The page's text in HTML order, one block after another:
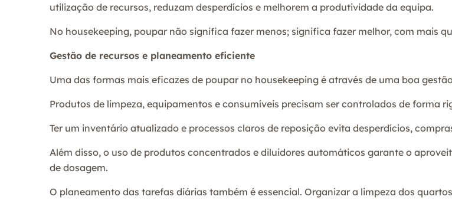
utilização de recursos, reduzam desperdícios e melhorem a produtividade da equipa.
No housekeeping, poupar não significa fazer menos; significa fazer melhor, com mais
Gestão de recursos e planeamento eficiente
Uma das formas mais eficazes de poupar no housekeeping é através de uma boa
Produtos de limpeza, equipamentos e consumíveis precisam ser controlados de forma
Ter um inventário atualizado e processos claros de reposição evita desperdícios,
Além disso, o uso de produtos concentrados e diluidores automáticos garante o
de dosagem.
O planeamento das tarefas diárias também é essencial. Organizar a limpeza dos